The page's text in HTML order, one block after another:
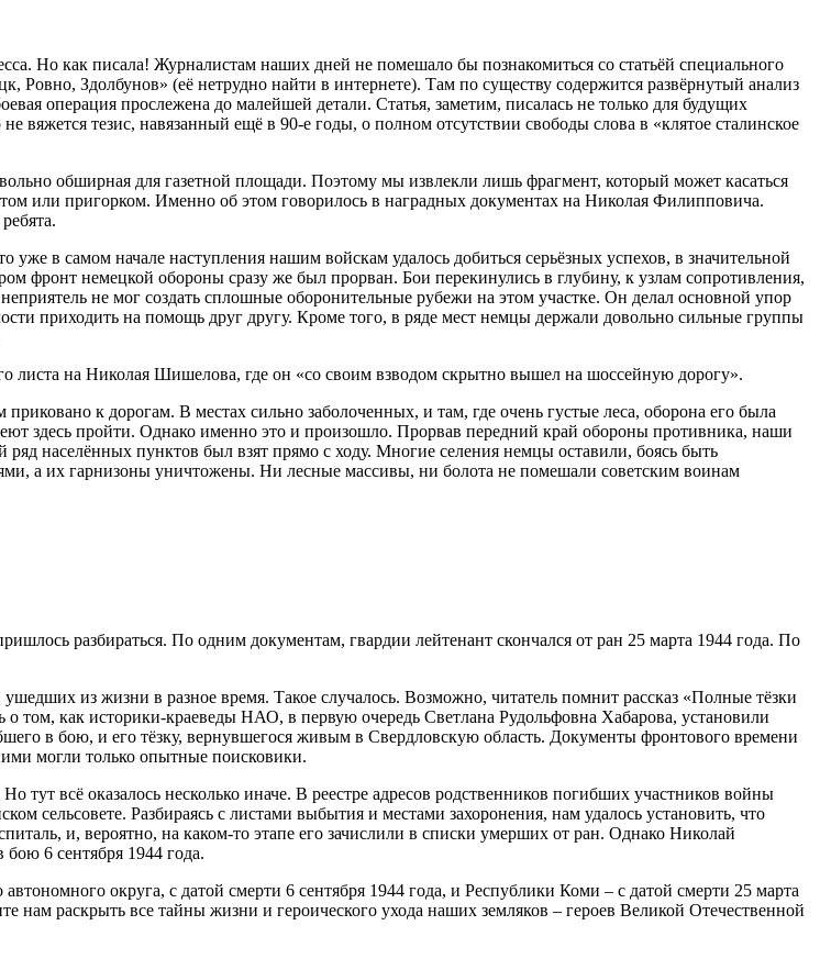
Но как писала! Журналистам наших дней не помешало бы познакомиться со статьёй специального
Здолбунов» (её нетрудно найти в интернете). Там по существу содержится развёрнутый анализ
операция прослежена до малейшей детали. Статья, заметим, писалась не только для будущих
вяжется тезис, навязанный ещё в 90-е годы, о полном отсутствии свободы слова в «клятое сталинское
обширная для газетной площади. Поэтому мы извлекли лишь фрагмент, который может касаться
или пригорком. Именно об этом говорилось в наградных документах на Николая Филипповича.
в самом начале наступления нашим войскам удалось добиться серьёзных успехов, в значительной
немецкой обороны сразу же был прорван. Бои перекинулись в глубину, к узлам сопротивления,
не мог со­здать сплошные оборонительные рубежи на этом участке. Он делал основной упор
приходить на помощь друг другу. Кроме того, в ряде мест немцы держали довольно сильные группы
листа на Николая Шишелова, где он «со своим взводом скрытно вышел на шоссейную дорогу».
к дорогам. В местах сильно заболоченных, и там, где очень густые леса, оборона его была
здесь пройти. Однако именно это и произошло. Прорвав передний край обороны противника, наши
населённых пунктов был взят прямо с ходу. Многие селения немцы оставили, боясь быть
а их гарнизоны уничтожены. Ни лесные массивы, ни болота не помешали советским воинам
разбираться. По одним документам, гвардии лейтенант скончался от ран 25 марта 1944 года. По
из жизни в разное время. Такое случалось. Возможно, читатель помнит рассказ «Полные тёзки
том, как историки-краеведы НАО, в первую очередь Светлана Рудольфовна Хабарова, установили
в бою, и его тёзку, вернувшегося живым в Свердловскую область. Документы фронтового времени
могли только опытные поисковики.
всё оказалось несколько иначе. В реестре адресов родственников погибших участников войны
сельсовете. Разбираясь с листами выбытия и местами захоронения, нам удалось установить, что
и, вероятно, на каком-то этапе его зачислили в списки умерших от ран. Однако Николай
6 сентября 1944 года.
округа, с датой смерти 6 сентября 1944 года, и Республики Коми – с датой смерти 25 марта
нам раскрыть все тайны жизни и героического ухода наших земляков – героев Великой Отечественной